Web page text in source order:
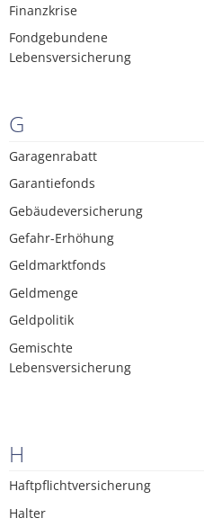
Finanzkrise
Fondgebundene
Lebensversicherung
G
Garagenrabatt
Garantiefonds
Gebäudeversicherung
Gefahr-Erhöhung
Geldmarktfonds
Geldmenge
Geldpolitik
Gemischte
Lebensversicherung
H
Haftpflichtversicherung
Halter